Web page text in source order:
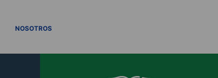
NOSOTROS